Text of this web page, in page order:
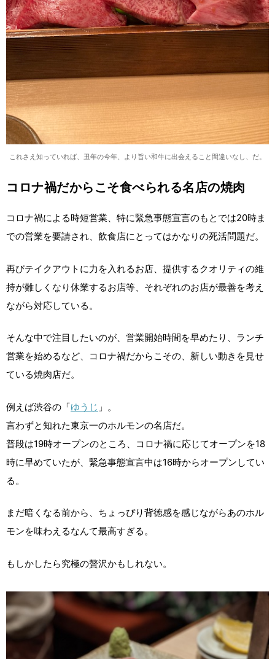
これさえ知っていれば、丑年の今年、より旨い和牛に出会えること間違いなし、だ。
コロナ禍だからこそ食べられる名店の焼肉
コロナ禍による時短営業、特に緊急事態宣言のもとでは20時ま
での営業を要請され、飲食店にとってはかなりの死活問題だ。
再びテイクアウトに力を入れるお店、提供するクオリティの維
持が難しくなり休業するお店等、それぞれのお店が最善を考え
ながら対応している。
そんな中で注目したいのが、営業開始時間を早めたり、ランチ
営業を始めるなど、コロナ禍だからこその、新しい動きを見せ
ている焼肉店だ。
例えば渋谷の「ゆうじ 」。
言わずと知れた東京一のホルモンの名店だ。
普段は19時オープンのところ、コロナ禍に応じてオープンを18
時に早めていたが、緊急事態宣言中は16時からオープンしてい
る。
まだ暗くなる前から、ちょっぴり背徳感を感じながらあのホル
モンを味わえるなんて最高すぎる。
もしかしたら究極の贅沢かもしれない。